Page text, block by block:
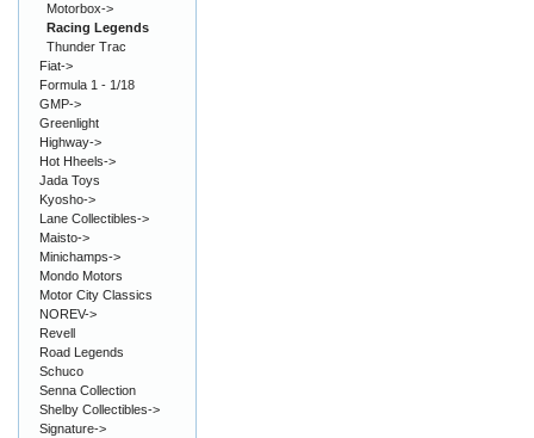
Motorbox->
Racing Legends
Thunder Trac
Fiat->
Formula 1 - 1/18
GMP->
Greenlight
Highway->
Hot Hheels->
Jada Toys
Kyosho->
Lane Collectibles->
Maisto->
Minichamps->
Mondo Motors
Motor City Classics
NOREV->
Revell
Road Legends
Schuco
Senna Collection
Shelby Collectibles->
Signature->